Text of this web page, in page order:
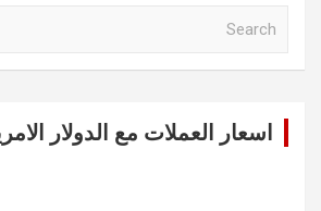
اسعار العملات مع الدولار